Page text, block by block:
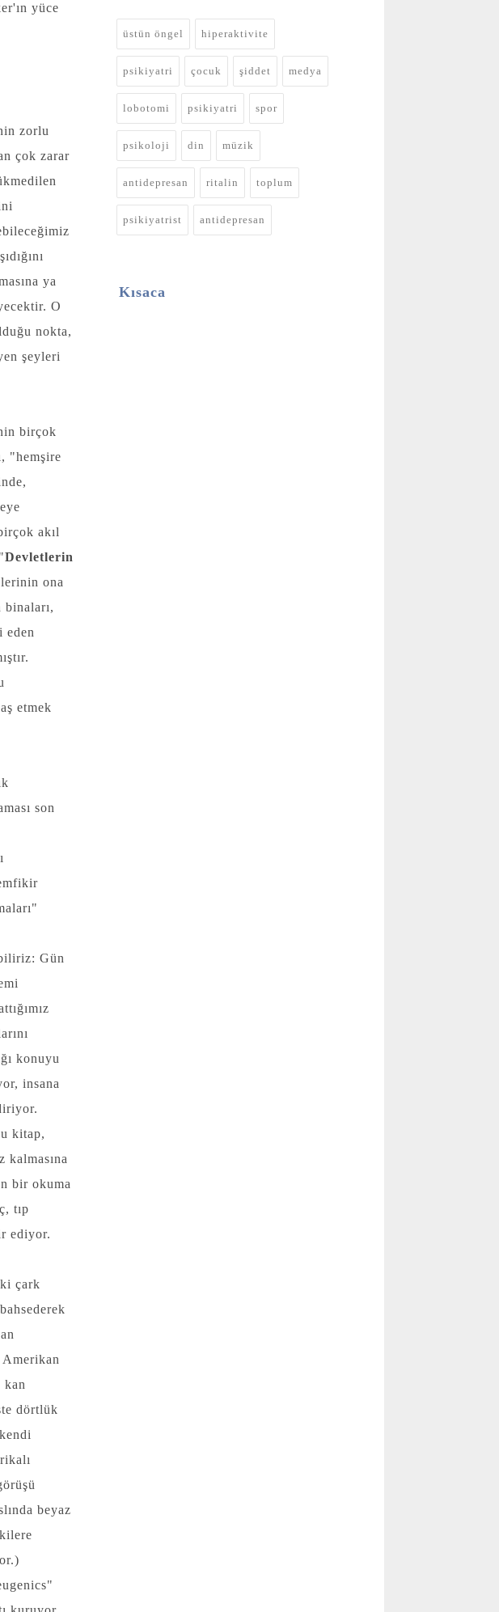
yüce
zorlu
çok zarar
ya
O
nokta,
şeyleri
birçok
"hemşire
akıl
Devletlerin
ona
eden
etmek
son
Gün
konuyu
insana
kitap,
kalmasına
bir okuma
tıp
ediyor.
çark
Amerikan
kan
dörtlük
beyaz
üstün öngel hiperaktivite
psikiyatri çocuk şiddet medya
lobotomi psikiyatri spor
psikoloji din müzik
antidepresan ritalin toplum
psikiyatrist antidepresan
Kısaca